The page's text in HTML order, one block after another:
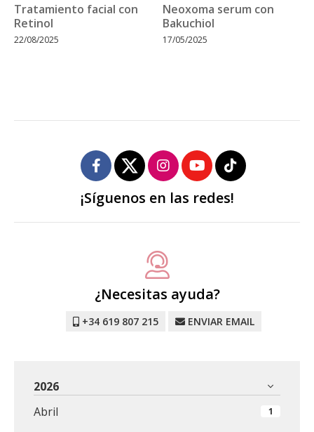
Tratamiento facial con
Retinol
22/08/2025
Neoxoma serum con
Bakuchiol
17/05/2025
¡Síguenos en las redes!
¿Necesitas ayuda?
+34 619 807 215 ENVIAR EMAIL
2026
Abril
1